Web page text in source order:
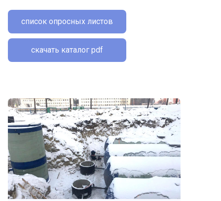
список опросных листов
скачать каталог pdf